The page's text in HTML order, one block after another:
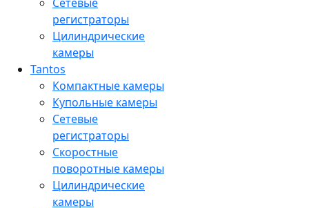
регистраторы
Цилиндрические
камеры
Tantos
Компактные камеры
Купольные камеры
Сетевые
регистраторы
Скоростные
поворотные камеры
Цилиндрические
камеры